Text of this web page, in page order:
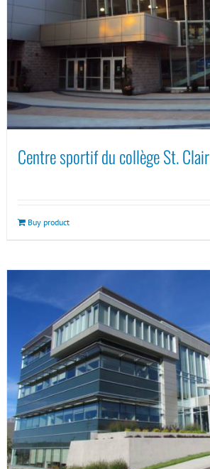
Centre sportif du collège St. Clair
Buy product